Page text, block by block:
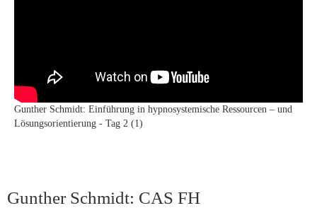
Gunther Schmidt: Einführung in hypnosystemische Ressourcen – und
Lösungsorientierung - Tag 2 (1)
Gunther Schmidt: CAS FH